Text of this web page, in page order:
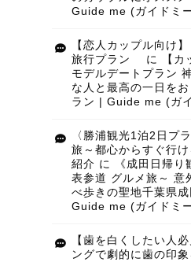
Guide me (ガイドミ
【恋人カップル向け
旅行プラン
に
【
モデルデートプラン
な人と最高の一日を
ラン | Guide me (ガ
〈勝浦観光1泊2日プ
旅～都心からすぐ行
紹介 に
《成田日帰
表参道 グルメ旅～ 意
べ歩きの聖地千葉県成
Guide me (ガイドミ
【歯を白くしたい人
ングで劇的に歯の印